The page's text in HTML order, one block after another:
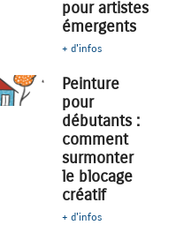
pour artistes
émergents
+ d'infos
Peinture
pour
débutants :
comment
surmonter
le blocage
créatif
+ d'infos